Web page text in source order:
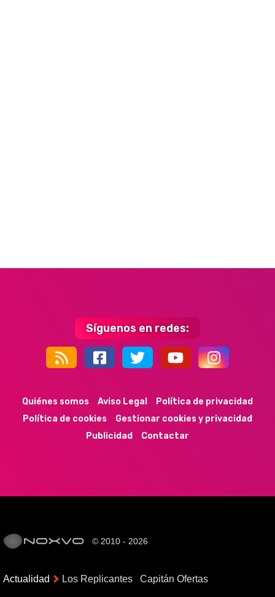
Síguenos en redes:
Quiénes somos Aviso Legal
Política de privacidad
Política de cookies
Gestionar cookies y privacidad
Publicidad
Contactar
© 2010 - 2026
Actualidad Los Replicantes Capitán Ofertas